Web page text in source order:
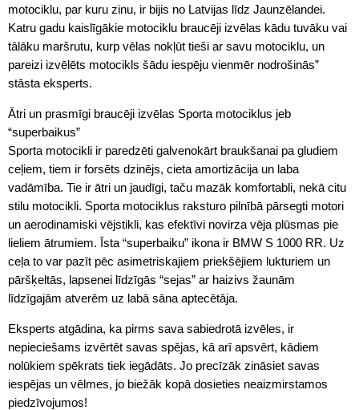
motociklu, par kuru zinu, ir bijis no Latvijas līdz Jaunzēlandei.
Katru gadu kaislīgākie motociklu braucēji izvēlas kādu tuvāku vai
tālāku maršrutu, kurp vēlas nokļūt tieši ar savu motociklu, un
pareizi izvēlēts motocikls šādu iespēju vienmēr nodrošinās”
stāsta eksperts.
Ātri un prasmīgi braucēji izvēlas Sporta motociklus jeb
“superbaikus”
Sporta motocikli ir paredzēti galvenokārt braukšanai pa gludiem
ceļiem, tiem ir forsēts dzinējs, cieta amortizācija un laba
vadāmība. Tie ir ātri un jaudīgi, taču mazāk komfortabli, nekā citu
stilu motocikli. Sporta motociklus raksturo pilnībā pārsegti motori
un aerodinamiski vējstikli, kas efektīvi novirza vēja plūsmas pie
lieliem ātrumiem. Īsta “superbaiku” ikona ir BMW S 1000 RR. Uz
ceļa to var pazīt pēc asimetriskajiem priekšējiem lukturiem un
pāršķeltās, lapsenei līdzīgās “sejas” ar haizivs žaunām
līdzīgajām atverēm uz labā sāna aptecētāja.
Eksperts atgādina, ka pirms sava sabiedrotā izvēles, ir
nepieciešams izvērtēt savas spējas, kā arī apsvērt, kādiem
nolūkiem spēkrats tiek iegādāts. Jo precīzāk zināsiet savas
iespējas un vēlmes, jo biežāk kopā dosieties neaizmirstamos
piedzīvojumos!